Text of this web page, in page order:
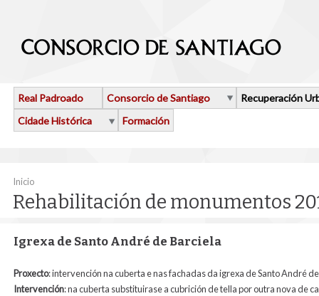
Real Padroado Consorcio de Santiago
Recuperación
Cidade Histórica
Formación
Vostede está aquí
Inicio
Rehabilitación de monumentos
Igrexa de Santo André de Barciela
Proxecto: intervención na cuberta e nas fachadas da igrexa de Santo André
Intervención: na cuberta substituirase a cubrición de tella por outra nova de